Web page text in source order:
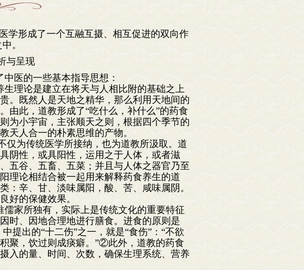
学形成了一个互融互摄、相互促进的双向作
。
与呈现
医的一些基本指导思想：
理论是建立在将天与人相比附的基础之上
。既然人是天地之精华，那么利用天地间的
由此，道教形成了“吃什么，补什么”的药食
为小宇宙，主张顺天之则，根据四个季节的
天人合一的朴素思维的产物。
仅为传统医学所接纳，也为道教所汲取。道
阴性，或具阳性，运用之于人体，或者滋
五谷、五畜、五菜；并且与人体之器官乃至
理论相结合被一起用来解释药食养生的道
：辛、甘、淡味属阳，酸、苦、咸味属阴。
好的保健效果。
家所独有，实际上是传统文化的重要特征
时、因地合理地进行膳食。进食的原则是
出的“十二伤”之一，就是“食伤”：“不欲
聚，饮过则成痰癖。”②此外，道教的药食
入的量、时间、次数，确保生理系统、营养